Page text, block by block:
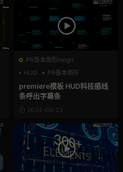
PR基本图形mogrt
HUD
PR基本图形
全息素材
premiere模板 HUD科技感线
条呼出字幕条
2024-09-23